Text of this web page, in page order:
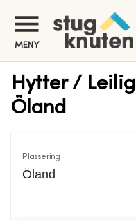
MENY
Hytter /
Öland
Plassering